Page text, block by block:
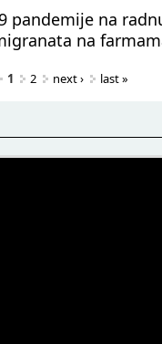
pandemije na
na
1 2 next › last »